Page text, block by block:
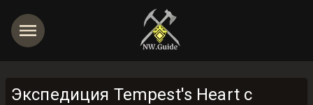
Экспедиция Tempest's Heart с